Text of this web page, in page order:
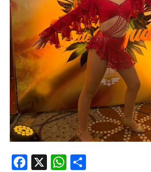
Facebook
X WhatsApp